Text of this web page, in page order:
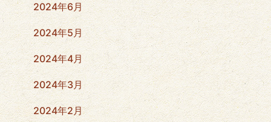
2024年6月
2024年5月
2024年4月
2024年3月
2024年2月